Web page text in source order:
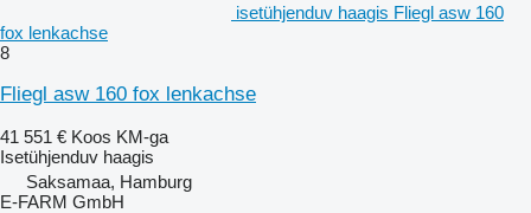
isetühjenduv haagis Fliegl asw 160
fox lenkachse
8
Fliegl asw 160 fox lenkachse
41 551 € Koos KM-ga
Isetühjenduv haagis
Saksamaa, Hamburg
E-FARM GmbH